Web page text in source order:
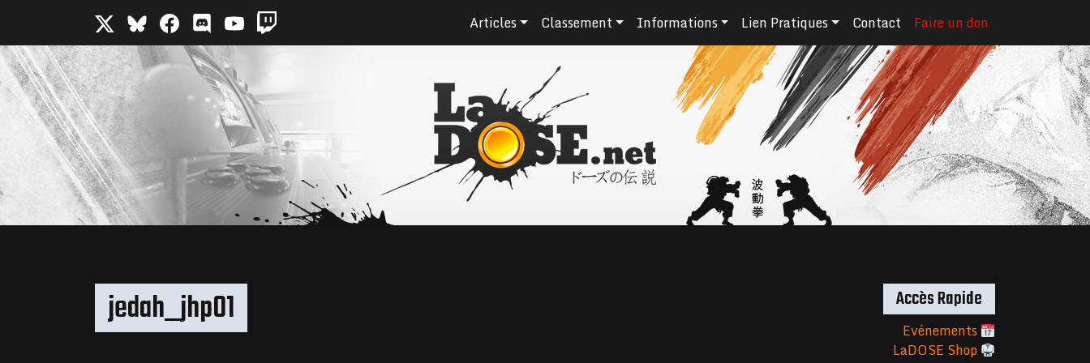
Articles Classement Informations Lien Pratiques Contact Faire un don
jedah_jhp01 Accès Rapide
Evénements
LaDOSE Shop